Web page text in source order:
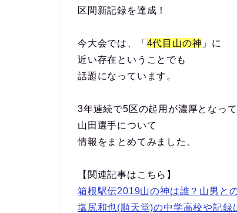
区間新記録を達成！
今大会では、「 4代目山の神 」に
近い存在ということでも
話題になっています。
3年連続で5区の起用が濃厚となっ
山田選手について
情報をまとめてみました。
【関連記事はこちら】
箱根駅伝2019山の神は誰？山男と
塩尻和也(順天堂)の中学高校や記録